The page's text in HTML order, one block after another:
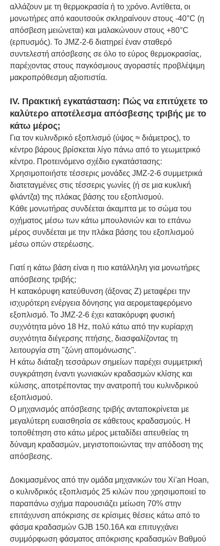
αλλάζουν με τη θερμοκρασία ή το χρόνο. Αντίθετα, οι
μονωτήρες από καουτσούκ σκληραίνουν στους -40°C (η
απόσβεση μειώνεται) και μαλακώνουν στους +80°C
(ερπυσμός). Το JMZ-2-6 διατηρεί έναν σταθερό
συντελεστή απόσβεσης σε όλο το εύρος θερμοκρασίας,
παρέχοντας στους παγκόσμιους αγοραστές προβλέψιμη
μακροπρόθεσμη αξιοπιστία.
IV. Πρακτική εγκατάσταση: Πώς να επιτύχετε το
καλύτερο αποτέλεσμα απόσβεσης τριβής με το
κάτω μέρος;
Για τον κυλινδρικό εξοπλισμό (ύψος ≈ διάμετρος), το
κέντρο βάρους βρίσκεται λίγο πάνω από το γεωμετρικό
κέντρο. Προτεινόμενο σχέδιο εγκατάστασης:
Χρησιμοποιήστε τέσσερις μονάδες JMZ-2-6 συμμετρικά
διατεταγμένες στις τέσσερις γωνίες (ή σε μια κυκλική
φλάντζα) της πλάκας βάσης του εξοπλισμού.
Κάθε μονωτήρας συνδέεται άκαμπτα με το σώμα του
οχήματος μέσω των κάτω μπουλονιών και το επάνω
μέρος συνδέεται με την πλάκα βάσης του εξοπλισμού
μέσω οπών στερέωσης.
Γιατί η κάτω βάση είναι η πιο κατάλληλη για μονωτήρες
απόσβεσης τριβής;
Η κατακόρυφη κατεύθυνση (άξονας Z) μεταφέρει την
ισχυρότερη ενέργεια δόνησης για αερομεταφερόμενο
εξοπλισμό. Το JMZ-2-6 έχει κατακόρυφη φυσική
συχνότητα μόνο 18 Hz, πολύ κάτω από την κυρίαρχη
συχνότητα διέγερσης πτήσης, διασφαλίζοντας τη
λειτουργία στη "ζώνη απομόνωσης".
Η κάτω διάταξη τεσσάρων σημείων παρέχει συμμετρική
συγκράτηση έναντι γωνιακών κραδασμών κλίσης και
κύλισης, αποτρέποντας την ανατροπή του κυλινδρικού
εξοπλισμού.
Ο μηχανισμός απόσβεσης τριβής ανταποκρίνεται με
μεγαλύτερη ευαισθησία σε κάθετους κραδασμούς. Η
τοποθέτηση στο κάτω μέρος μεταδίδει απευθείας τη
δύναμη κραδασμών, μεγιστοποιώντας την απόδοση της
απόσβεσης.
Δοκιμασμένος από την ομάδα μηχανικών του Xi'an Hoan,
ο κυλινδρικός εξοπλισμός 25 κιλών που χρησιμοποιεί το
παραπάνω σχήμα παρουσιάζει μείωση 70% στην
επιτάχυνση απόκρισης σε κρίσιμες θέσεις κάτω από το
φάσμα κραδασμών GJB 150.16A και επιτυγχάνει
συμμόρφωση φάσματος απόκρισης κραδασμών Βαθμού